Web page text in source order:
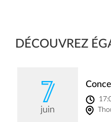
DÉCOUVREZ
7
juin